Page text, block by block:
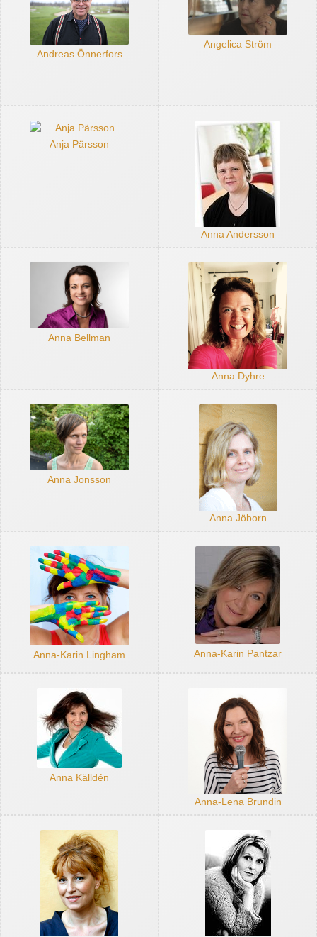
Andreas Önnerfors
Angelica Ström
Anja Pärsson
Anna Andersson
Anna Bellman
Anna Dyhre
Anna Jonsson
Anna Jöborn
Anna-Karin Lingham Anna-Karin Pantzar
Anna Källdén
Anna-Lena Brundin